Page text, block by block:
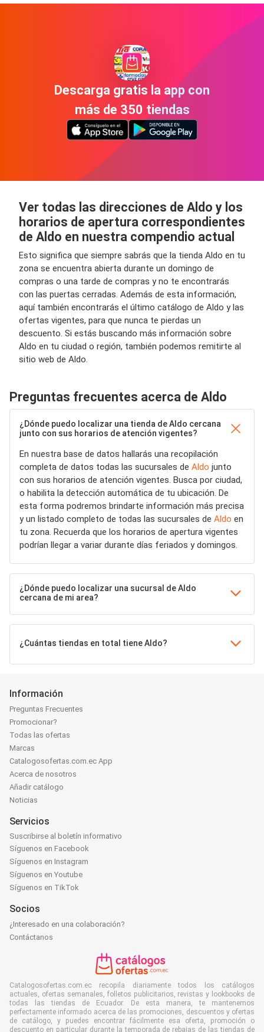
Descarga gratis la app con
más de 350 tiendas
Ver todas las direcciones de Aldo y los
horarios de apertura correspondientes
de Aldo en nuestra compendio actual
Esto significa que siempre sabrás que la tienda Aldo en tu
zona se encuentra abierta durante un domingo de
compras o una tarde de compras y no te encontrarás
con las puertas cerradas. Además de esta información,
aquí también encontrarás el último catálogo de Aldo y las
ofertas vigentes, para que nunca te pierdas un
descuento. Si estás buscando más información sobre
Aldo en tu ciudad o región, también podemos remitirte al
sitio web de Aldo.
Preguntas frecuentes acerca de Aldo
¿Dónde puedo localizar una tienda de Aldo cercana
junto con sus horarios de atención vigentes?
En nuestra base de datos hallarás una recopilación
completa de datos todas las sucursales de Aldo junto
con sus horarios de atención vigentes. Busca por ciudad,
o habilita la detección automática de tu ubicación. De
esta forma podremos brindarte información más precisa
y un listado completo de todas las sucursales de Aldo en
tu zona. Recuerda que los horarios de apertura vigentes
podrían llegar a variar durante días feriados y domingos.
¿Dónde puedo localizar una sucursal de Aldo
cercana de mi area?
¿Cuántas tiendas en total tiene Aldo?
Información
Preguntas Frecuentes
Promocionar?
Todas las ofertas
Marcas
Catalogosofertas.com.ec App
Acerca de nosotros
Añadir catálogo
Noticias
Servicios
Suscribirse al boletín informativo
Síguenos en Facebook
Síguenos en Instagram
Síguenos en Youtube
Síguenos en TikTok
Socios
¿Interesado en una colaboración?
Contáctanos
Catalogosofertas.com.ec recopila diariamente todos los catálogos
actuales, ofertas semanales, folletos publicitarios, revistas y lookbooks de
todas las tiendas de Ecuador. De esta manera, te mantenemos
perfectamente informado acerca de las promociones, descuentos y ofertas
de catálogo, y puedes encontrar fácilmente esa oferta, promoción o
descuento en particular durante la temporada de rebajas de las tiendas de